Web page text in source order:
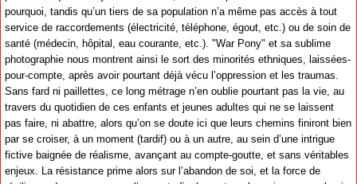
pourquoi, tandis qu’un tiers de sa population n’a même pas accès à tout
service de raccordements (électricité, téléphone, égout, etc.) ou de soin de
santé (médecin, hôpital, eau courante, etc.). "War Pony" et sa sublime
photographie nous montrent ainsi le sort des minorités ethniques, laissées-
pour-compte, après avoir pourtant déjà vécu l’oppression et les traumas.
Sans fard ni paillettes, ce long métrage n’en oublie pourtant pas la vie, au
travers du quotidien de ces enfants et jeunes adultes qui ne se laissent
pas faire, ni abattre, alors qu’on se doute ici que leurs chemins finiront bien
par se croiser, à un moment (tardif) ou à un autre, au sein d’une intrigue
fictive baignée de réalisme, avançant au compte-goutte, et sans véritables
enjeux. La résistance prime alors sur l’abandon de soi, et la force de